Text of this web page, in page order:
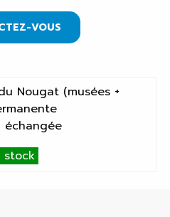
VOUS
Nougat (musées +
échangée
stock